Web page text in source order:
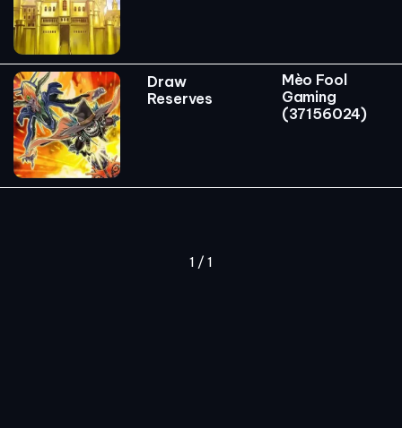
Draw
Reserves
Mèo Fool
Gaming
(37156024)
1 / 1